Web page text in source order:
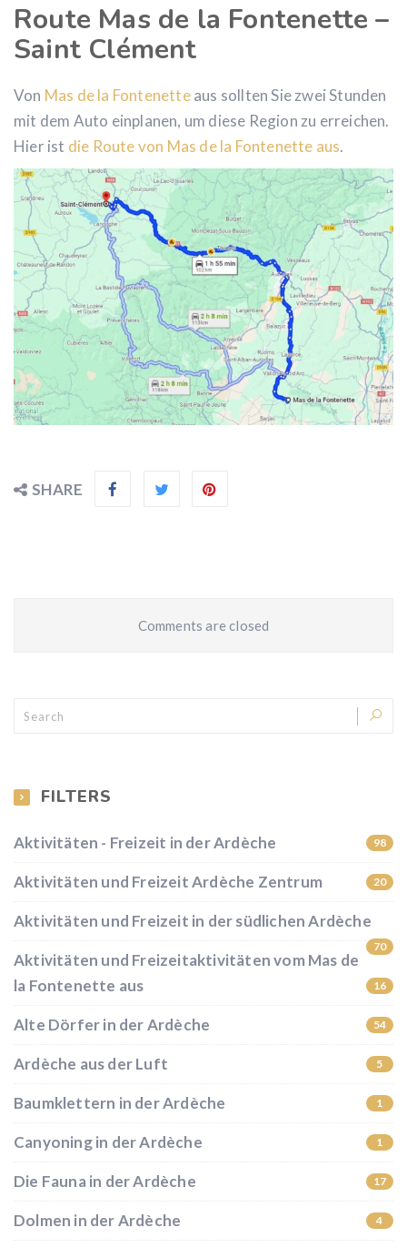
Route Mas de la Fontenette –
Saint Clément
Von Mas de la Fontenetteaus sollten Sie zwei Stunden
mit dem Auto einplanen, um diese Region zu erreichen.
Hier ist die Route von Mas de la Fontenette aus.
SHARE
Comments are closed
FILTERS
Aktivitäten - Freizeit in der Ardèche 98
Aktivitäten und Freizeit Ardèche Zentrum 20
Aktivitäten und Freizeit in der südlichen Ardèche
70
Aktivitäten und Freizeitaktivitäten vom Mas de
la Fontenette aus
16
Alte Dörfer in der Ardèche 54
Ardèche aus der Luft 5
Baumklettern in der Ardèche 1
Canyoning in der Ardèche 1
Die Fauna in der Ardèche 17
Dolmen in der Ardèche 4